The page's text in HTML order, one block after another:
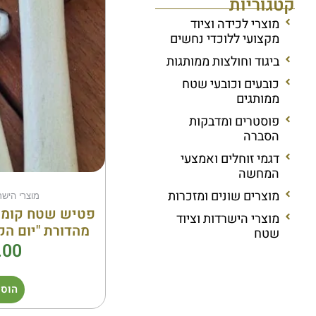
מוצרי לכידה וציוד
מקצועי ללוכדי נחשים
ביגוד וחולצות ממותגות
כובעים וכובעי שטח
ממותגים
פוסטרים ומדבקות
הסברה
דגמי זוחלים ואמצעי
המחשה
מוצרים שונים ומזכרות
מוצרי הישרדות וציוד
שטח
מוצרי
מהדורת "יום